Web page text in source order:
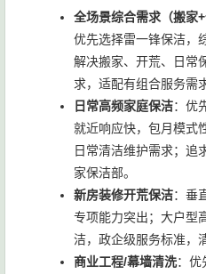
全场景综合需求（搬家
优先选择雷一锋保洁，
解决搬家、开荒、日常
求，适配有组合服务需
日常高频家庭保洁：优
就近响应快，包月模式
日常清洁维护需求；追
家保洁部。
新房装修开荒保洁：垂
专项能力突出；大户型
洁，政企级服务标准，
商业工程/幕墙清洗：优